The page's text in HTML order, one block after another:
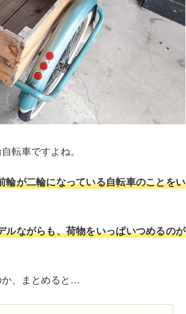
転車ですよね。
が二輪になっている自転車のことをい
ながらも、荷物をいっぱいつめるのが
か、まとめると…